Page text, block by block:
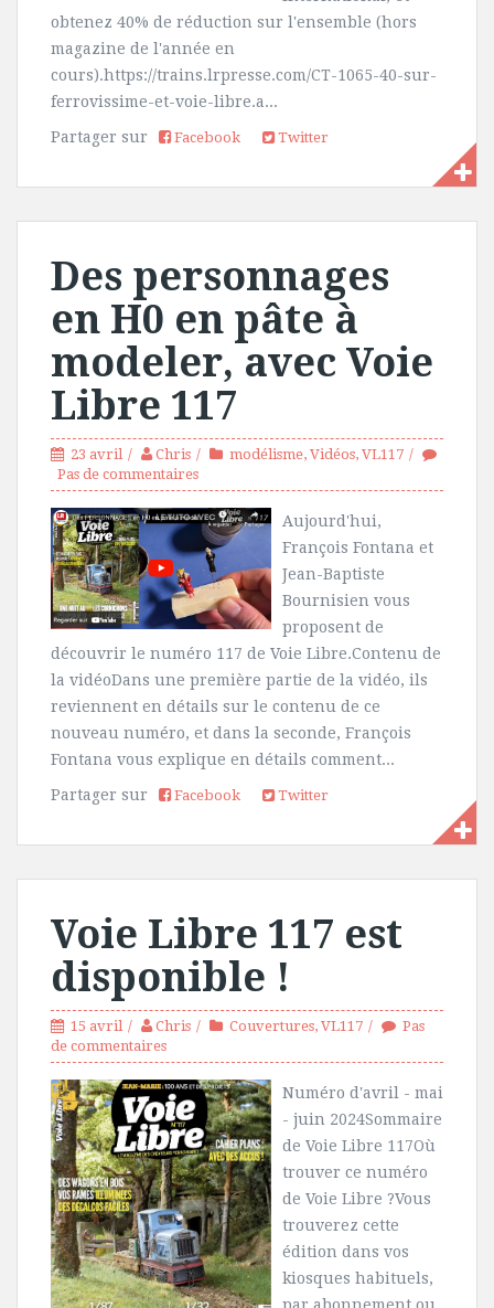
obtenez 40% de réduction sur l'ensemble (hors
magazine de l'année en
cours).https://trains.lrpresse.com/CT-1065-40-sur-
ferrovissime-et-voie-libre.a...
Partager sur
Facebook Twitter
Des personnages
en H0 en pâte à
modeler, avec Voie
Libre 117
23 avril Chris modélisme, Vidéos, VL117
Pas de commentaires
Aujourd'hui,
François Fontana et
Jean-Baptiste
Bournisien vous
proposent de
découvrir le numéro 117 de Voie Libre.Contenu de
la vidéoDans une première partie de la vidéo, ils
reviennent en détails sur le contenu de ce
nouveau numéro, et dans la seconde, François
Fontana vous explique en détails comment...
Partager sur
Facebook Twitter
Voie Libre 117 est
disponible !
15 avril Chris Couvertures, VL117
Pas
de commentaires
Numéro d'avril - mai
- juin 2024Sommaire
de Voie Libre 117Où
trouver ce numéro
de Voie Libre ?Vous
trouverez cette
édition dans vos
kiosques habituels,
par abonnement ou